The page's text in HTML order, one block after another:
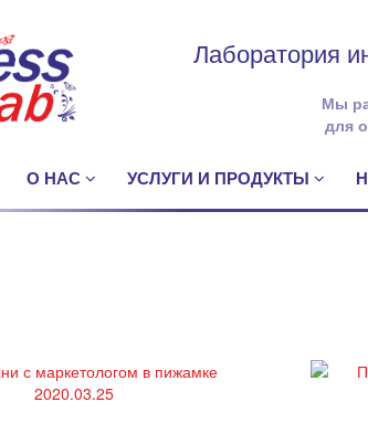
Лаборатория
Мы
для
О НАС УСЛУГИ И ПРОДУКТЫ